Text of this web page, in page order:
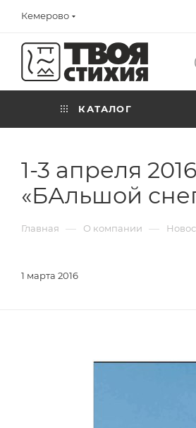
Кемерово
КАТАЛОГ
1-3 апреля
«БАльшой
Главная — О компании —
1 марта 2016